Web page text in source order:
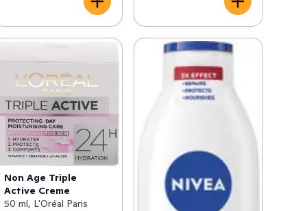
Non Age Triple
Active Creme
50 ml, L'Oréal Paris